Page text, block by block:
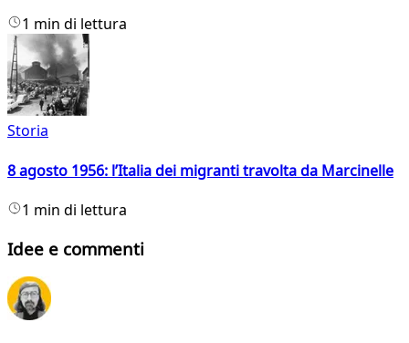
1 min di lettura
Storia
8 agosto 1956: l’Italia dei migranti travolta da Marcinelle
1 min di lettura
Idee e commenti